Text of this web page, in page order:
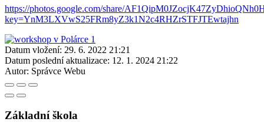
https://photos.google.com/share/
key=YnM3LXVwS25FRm8yZ3k1N2c4RHZrSTFJTEwtajhn
Datum vložení: 29. 6. 2022 21:21
Datum poslední aktualizace: 12. 1. 2024 21:22
Autor: Správce Webu
Základní škola